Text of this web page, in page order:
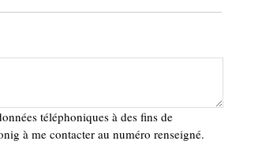
téléphoniques à des fins de
à me contacter au numéro renseigné.